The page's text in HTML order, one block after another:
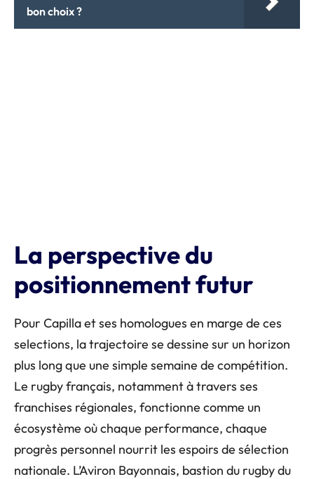
bon choix ?
La perspective du
positionnement futur
Pour Capilla et ses homologues en marge de ces
selections, la trajectoire se dessine sur un horizon
plus long que une simple semaine de compétition.
Le rugby français, notamment à travers ses
franchises régionales, fonctionne comme un
écosystème où chaque performance, chaque
progrès personnel nourrit les espoirs de sélection
nationale. L’Aviron Bayonnais, bastion du rugby du